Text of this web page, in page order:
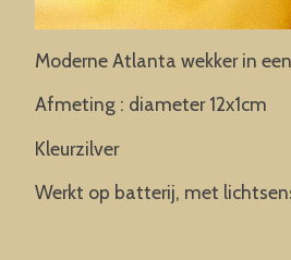
Moderne Atlanta wekker in
Afmeting : diameter 12x1cm
Kleurzilver
Werkt op batterij, met